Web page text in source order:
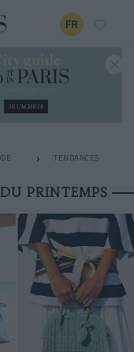
FR
TENDANCES
PRINTEMPS